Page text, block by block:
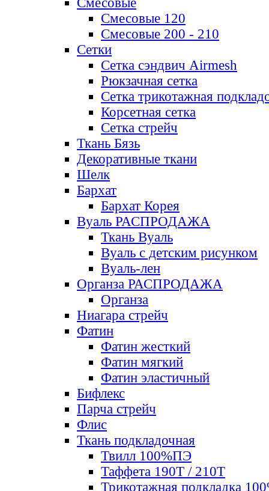
Смесовые 120
Смесовые 200 - 210
Сетки
Сетка сэндвич Airmesh
Рюкзачная сетка
Сетка трикотажная
Корсетная сетка
Сетка стрейч
Ткань Бязь
Декоративные ткани
Шелк
Бархат
Бархат Корея
Вуаль РАСПРОДАЖА
Ткань Вуаль
Вуаль с детским рисунком
Вуаль-лен
Органза РАСПРОДАЖА
Органза
Ниагара стрейч
Фатин
Фатин жесткий
Фатин мягкий
Фатин элаcтичный
Бифлекс
Парча стрейч
Флис
Ткань подкладочная
Твилл 100%ПЭ
Таффета 190Т / 210Т
Трикотажная подкладка